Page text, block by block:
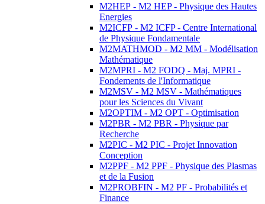
M2HEP - M2 HEP - Physique des Hautes
Energies
M2ICFP - M2 ICFP - Centre International
de Physique Fondamentale
M2MATHMOD - M2 MM - Modélisation
Mathématique
M2MPRI - M2 FODQ - Maj. MPRI -
Fondements de l'Informatique
M2MSV - M2 MSV - Mathématiques
pour les Sciences du Vivant
M2OPTIM - M2 OPT - Optimisation
M2PBR - M2 PBR - Physique par
Recherche
M2PIC - M2 PIC - Projet Innovation
Conception
M2PPF - M2 PPF - Physique des Plasmas
et de la Fusion
M2PROBFIN - M2 PF - Probabilités et
Finance